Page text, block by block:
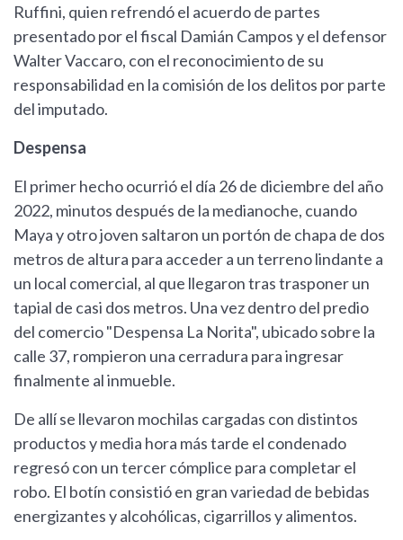
Ruffini, quien refrendó el acuerdo de partes
presentado por el fiscal Damián Campos y el defensor
Walter Vaccaro, con el reconocimiento de su
responsabilidad en la comisión de los delitos por parte
del imputado.
Despensa
El primer hecho ocurrió el día 26 de diciembre del año
2022, minutos después de la medianoche, cuando
Maya y otro joven saltaron un portón de chapa de dos
metros de altura para acceder a un terreno lindante a
un local comercial, al que llegaron tras trasponer un
tapial de casi dos metros. Una vez dentro del predio
del comercio "Despensa La Norita", ubicado sobre la
calle 37, rompieron una cerradura para ingresar
finalmente al inmueble.
De allí se llevaron mochilas cargadas con distintos
productos y media hora más tarde el condenado
regresó con un tercer cómplice para completar el
robo. El botín consistió en gran variedad de bebidas
energizantes y alcohólicas, cigarrillos y alimentos.